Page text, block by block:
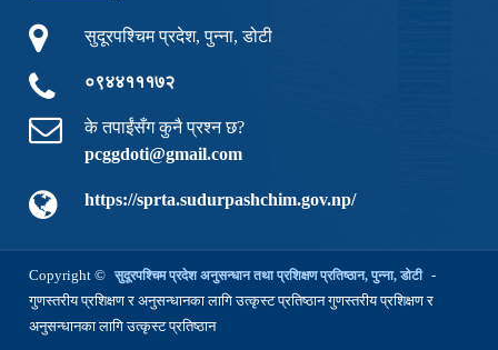
सुदूरपश्चिम प्रदेश, पुन्ना, डोटी
०९४४१११७२
के तपाईंसँग कुनै प्रश्न छ?
pcggdoti@gmail.com
https://sprta.sudurpashchim.gov.np/
Copyright © सुदूरपश्चिम प्रदेश अनुसन्धान तथा प्रशिक्षण प्रतिष्ठान, पुन्ना, डोटी -
गुणस्तरीय प्रशिक्षण र अनुसन्धानका लागि उत्कृस्ट प्रतिष्ठान गुणस्तरीय प्रशिक्षण र
अनुसन्धानका लागि उत्कृस्ट प्रतिष्ठान